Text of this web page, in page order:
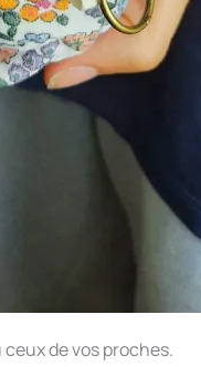
de vos proches.